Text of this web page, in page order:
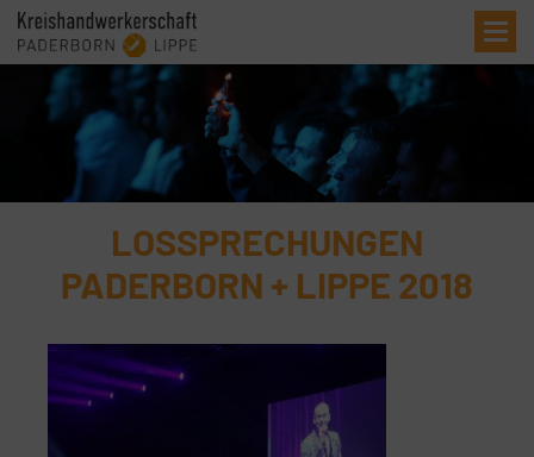
LOSSPRECHUNGEN
PADERBORN + LIPPE 2018